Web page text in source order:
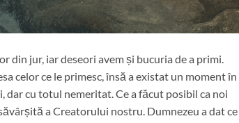
din jur, iar deseori avem și bucuria de a primi.
celor ce le primesc, însă a existat un moment în
cu totul nemeritat. Ce a făcut posibil ca noi
a Creatorului nostru. Dumnezeu a dat ce